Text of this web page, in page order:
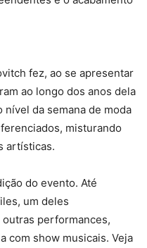
fez, ao se apresentar
ao longo dos anos dela
nível da semana de moda
misturando
artísticas.
do evento. Até
um deles
performances,
com show musicais. Veja